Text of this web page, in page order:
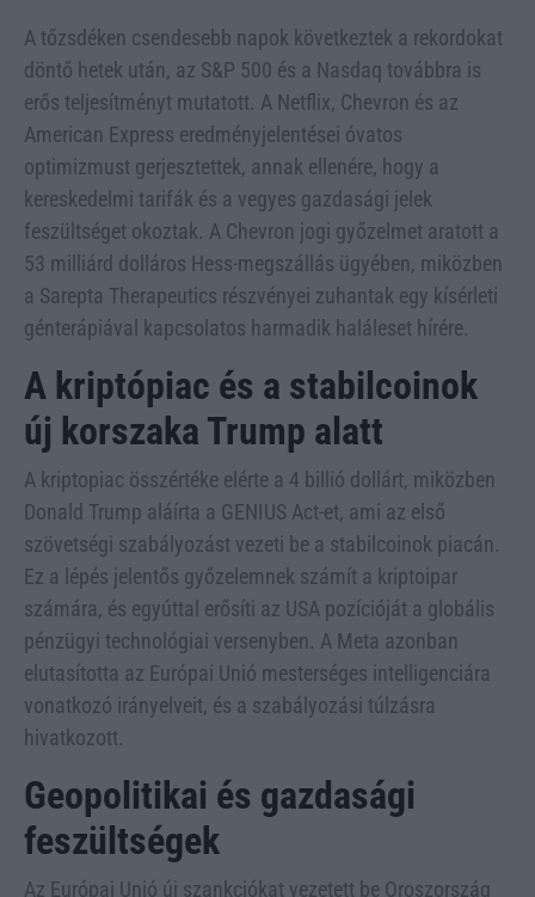
A tőzsdéken csendesebb napok következtek a rekordokat
döntő hetek után, az S&P 500 és a Nasdaq továbbra is
erős teljesítményt mutatott. A Netflix, Chevron és az
American Express eredményjelentései óvatos
optimizmust gerjesztettek, annak ellenére, hogy a
kereskedelmi tarifák és a vegyes gazdasági jelek
feszültséget okoztak. A Chevron jogi győzelmet aratott a
53 milliárd dolláros Hess-megszállás ügyében, miközben
a Sarepta Therapeutics részvényei zuhantak egy kísérleti
génterápiával kapcsolatos harmadik haláleset hírére.
A kriptópiac és a stabilcoinok
új korszaka Trump alatt
A kriptopiac összértéke elérte a 4 billió dollárt, miközben
Donald Trump aláírta a GENIUS Act-et, ami az első
szövetségi szabályozást vezeti be a stabilcoinok piacán.
Ez a lépés jelentős győzelemnek számít a kriptoipar
számára, és egyúttal erősíti az USA pozícióját a globális
pénzügyi technológiai versenyben. A Meta azonban
elutasította az Európai Unió mesterséges intelligenciára
vonatkozó irányelveit, és a szabályozási túlzásra
hivatkozott.
Geopolitikai és gazdasági
feszültségek
Az Európai Unió új szankciókat vezetett be Oroszország